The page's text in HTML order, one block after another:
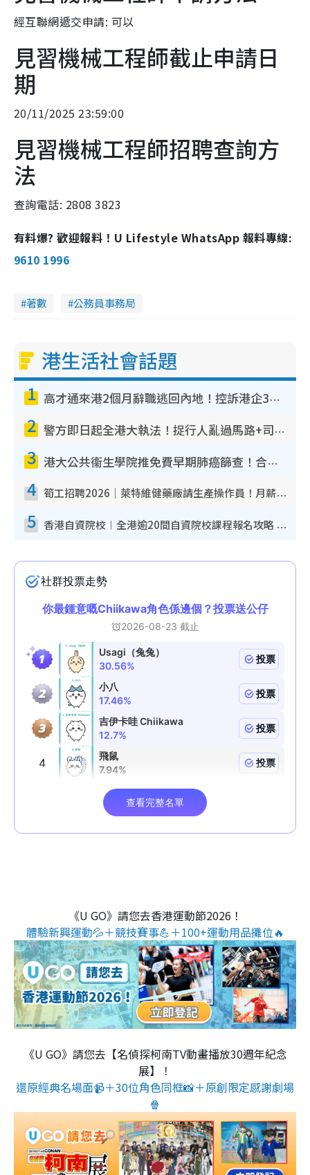
經互聯網遞交申請: 可以
見習機械工程師截止申請日
期
20/11/2025 23:59:00
見習機械工程師招聘查詢方
法
查詢電話: 2808 3823
有料爆? 歡迎報料！U Lifestyle WhatsApp 報料專線:
9610 1996
著數 公務員事務局
港生活社會話題
1 高才通來港2個月辭職逃回內地！控訴港企3宗罪 歎微管理極窒息
2 警方即日起全港大執法！捉行人亂過馬路+司機不專注駕駛！亂過馬路罰$2000
3 港大公共衞生學院推免費早期肺癌篩查！合資格人士將獲全額資助定期血液化驗／電腦斷層掃描／風險評估
4 筍工招聘2026｜萊特維健藥廠請生產操作員！月薪高達$1.7萬 冷氣廠房/五天工作/保證雙糧
5 香港自資院校︱全港逾20間自資院校課程報名攻略 留位費可退/申請日期/報名連結
《U GO》請您去香港運動節2026！
體驗新興運動💦＋競技賽事💪＋100+運動用品攤位🔥
《U GO》請您去【名偵探柯南TV動畫播放30週年紀念
展】！
還原經典名場面📹＋30位角色同框📸＋原創限定感謝劇場
🍿